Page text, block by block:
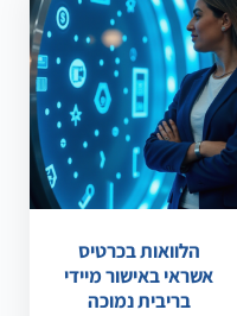
הלוואות בכרטיס
אשראי באישור מיידי
בריבית נמוכה